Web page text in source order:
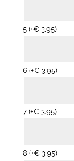
5 (+€ 3.95)
6 (+€ 3.95)
7 (+€ 3.95)
8 (+€ 3.95)